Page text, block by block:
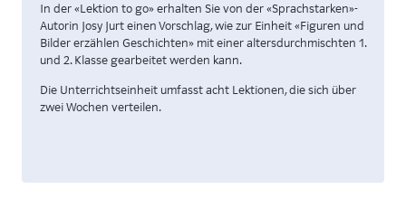
In der «Lektion to go» erhalten Sie von der «Sprachstarken»-
Autorin Josy Jurt einen Vorschlag, wie zur Einheit «Figuren und
Bilder erzählen Geschichten» mit einer altersdurchmischten 1.
und 2. Klasse gearbeitet werden kann.
Die Unterrichtseinheit umfasst acht Lektionen, die sich über
zwei Wochen verteilen.